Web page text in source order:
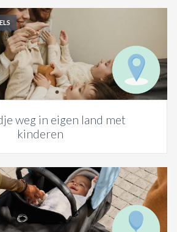
weg in eigen land met
kinderen